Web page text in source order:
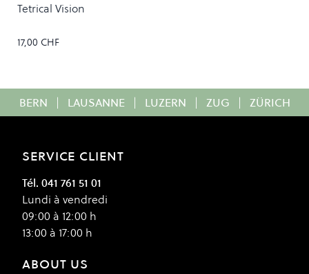
Tetrical Vision
17,00 CHF
BERN | LAUSANNE | LUZERN | ZUG | ZÜRICH
SERVICE CLIENT
Tél. 041 761 51 01
Lundi à vendredi
09:00 à 12:00 h
13:00 à 17:00 h
ABOUT US